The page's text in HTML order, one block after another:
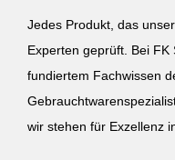
Jedes Produkt, das
Experten geprüft. Bei
fundiertem Fachwissen
wir stehen für Exzellenz